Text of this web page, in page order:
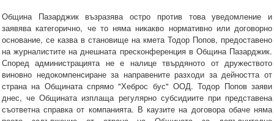
Община Пазарджик възразява остро против това уведомление и
заявява категорично, че то няма никакво нормативно или договорно
основание, се казва в становище на кмета Тодор Попов, предоставено
на журналистите на днешната пресконференция в Община Пазарджик.
Според администрацията не е налице твърдяното от дружеството
виновно недокомпенсиране за направените разходи за дейността от
страна на Общината спрямо "Хеброс бус" ООД. Тодор Попов заяви
днес, че Общината изплаща регулярно субсидиите при представена
съответна справка от компанията. В каузите на договора обаче няма